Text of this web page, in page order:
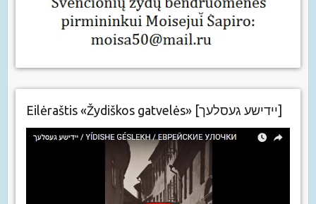
Eilėraštis «Žydiškos gatvelės» [יידישע געסלעך]